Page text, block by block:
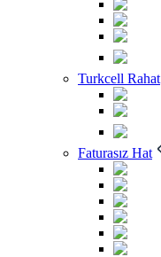
Turkcell Rahat
Faturasız Hat